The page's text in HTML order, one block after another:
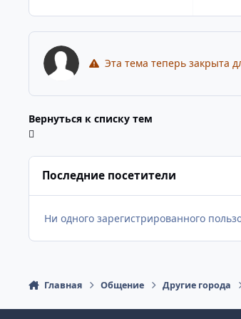
Эта тема теперь закрыта
Вернуться к списку тем
Последние посетители
Ни одного зарегистрированного
Главная Общение Другие города